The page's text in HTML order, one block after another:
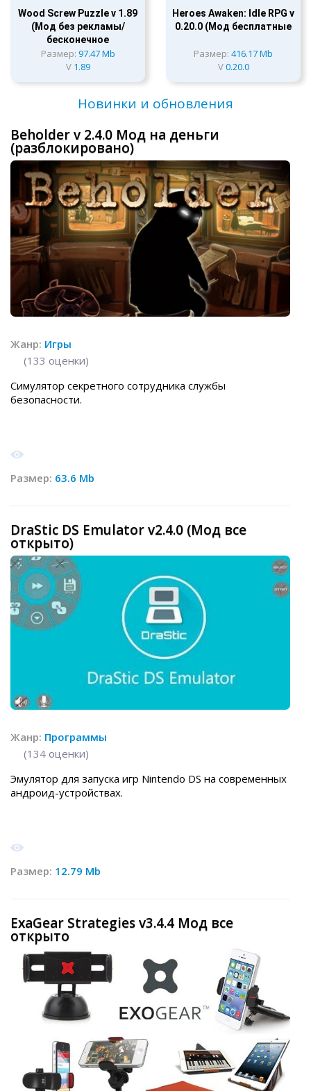
Wood Screw Puzzle v 1.89
(Мод без рекламы/
бесконечное
Размер: 97.47 Mb
V1.89
Heroes Awaken: Idle RPG v
0.20.0 (Мод бесплатные
Размер: 416.17 Mb
V0.20.0
Новинки и обновления
Beholder v 2.4.0 Мод на деньги
(разблокировано)
Жанр: Игры
(133 оценки)
Симулятор секретного сотрудника службы
безопасности.
Размер: 63.6 Mb
DraStic DS Emulator v2.4.0 (Мод все
открыто)
Жанр: Программы
(134 оценки)
Эмулятор для запуска игр Nintendo DS на современных
андроид-устройствах.
Размер: 12.79 Mb
ExaGear Strategies v3.4.4 Мод все
открыто